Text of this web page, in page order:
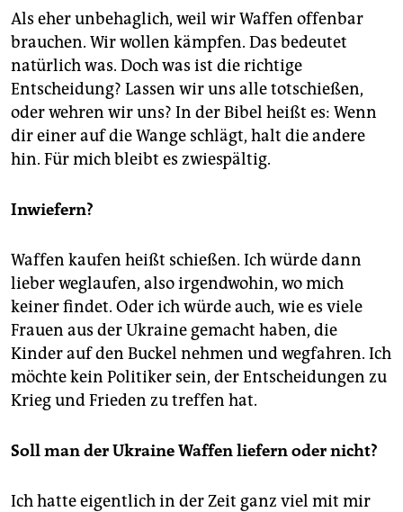
Als eher unbehaglich, weil wir Waffen offenbar
brauchen. Wir wollen kämpfen. Das bedeutet
natürlich was. Doch was ist die richtige
Entscheidung? Lassen wir uns alle totschießen,
oder wehren wir uns? In der Bibel heißt es: Wenn
dir einer auf die Wange schlägt, halt die andere
hin. Für mich bleibt es zwiespältig.
Inwiefern?
Waffen kaufen heißt schießen. Ich würde dann
lieber weglaufen, also irgendwohin, wo mich
keiner findet. Oder ich würde auch, wie es viele
Frauen aus der Ukraine gemacht haben, die
Kinder auf den Buckel nehmen und wegfahren. Ich
möchte kein Politiker sein, der Entscheidungen zu
Krieg und Frieden zu treffen hat.
Soll man der Ukraine Waffen liefern oder nicht?
Ich hatte eigentlich in der Zeit ganz viel mit mir